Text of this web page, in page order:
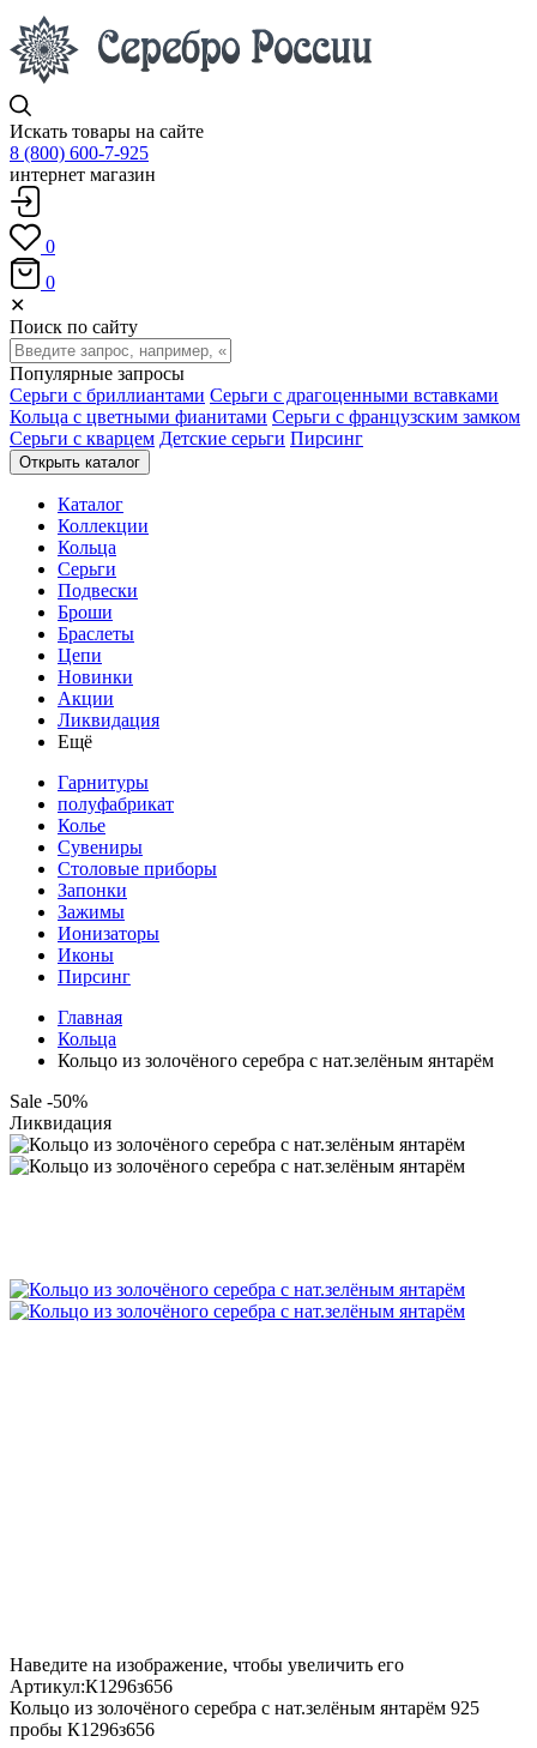
Искать товары на сайте
8 (800) 600-7-925
интернет магазин
0
0
✕
Поиск по сайту
Популярные запросы
Серьги с бриллиантами Серьги с драгоценными вставками
Кольца с цветными фианитами Серьги с французским замком
Серьги с кварцем Детские серьги Пирсинг
Открыть каталог
Каталог
Коллекции
Кольца
Серьги
Подвески
Броши
Браслеты
Цепи
Новинки
Акции
Ликвидация
Ещё
Гарнитуры
полуфабрикат
Колье
Сувениры
Столовые приборы
Запонки
Зажимы
Ионизаторы
Иконы
Пирсинг
Главная
Кольца
Кольцо из золочёного серебра с нат.зелёным янтарём
Sale -50%
Ликвидация
Наведите на изображение, чтобы увеличить его
Артикул:К1296з656
Кольцо из золочёного серебра с нат.зелёным янтарём 925
пробы К1296з656